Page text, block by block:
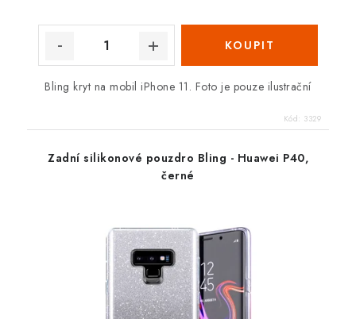
Bling kryt na mobil iPhone 11. Foto je pouze ilustrační
Kód: 3329
Zadní silikonové pouzdro Bling - Huawei P40,
černé